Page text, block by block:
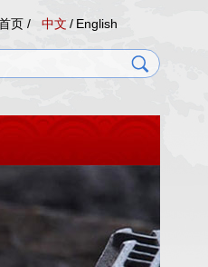
页 / 中文 / English